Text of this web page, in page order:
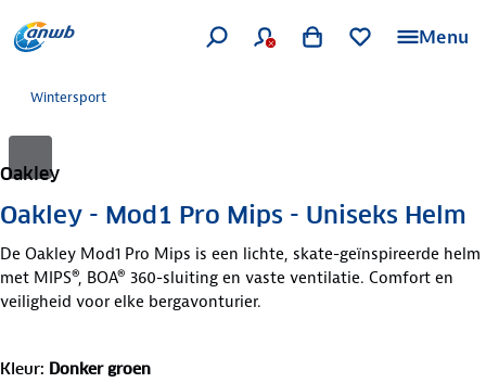
Menu
Wintersport
Oakley
Oakley - Mod1 Pro Mips - Uniseks Helm
De Oakley Mod1 Pro Mips is een lichte, skate-geïnspireerde helm
met MIPS®, BOA® 360-sluiting en vaste ventilatie. Comfort en
veiligheid voor elke bergavonturier.
Kleur: Donker groen